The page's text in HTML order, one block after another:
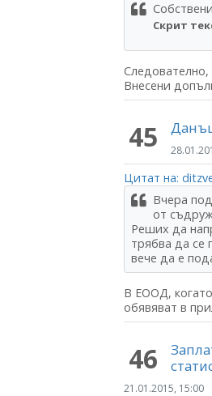
Скрит
Следователно,
Внесени
45
Цитат на:
Вчера
от
Реших да
трябва да се
вече да е
В ЕООД,
обявяват в
46
21.01.2015, 15:00